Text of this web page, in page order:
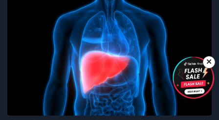
✕